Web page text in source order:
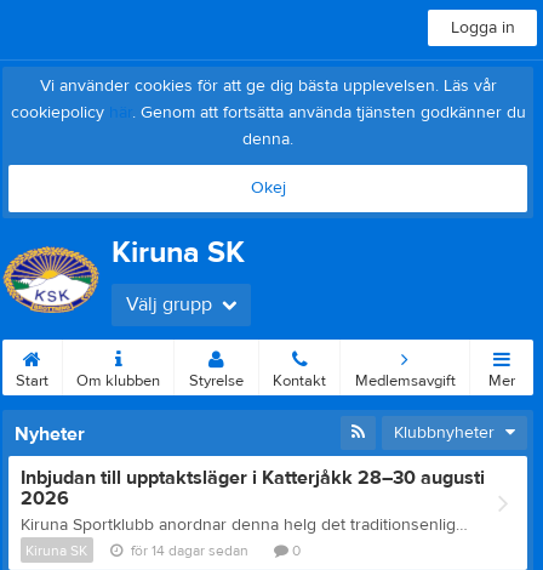
Logga in
Vi använder cookies för att ge dig bästa upplevelsen. Läs vår
cookiepolicy här. Genom att fortsätta använda tjänsten godkänner du
denna.
Okej
Kiruna SK
Välj grupp
Start Om klubben Styrelse Kontakt Medlemsavgift Mer
Nyheter Klubbnyheter
Inbjudan till upptaktsläger i Katterjåkk 28–30 augusti
2026
Kiruna Sportklubb anordnar denna helg det traditionsenliga och efterlängtade uppsamlingslägret i Katterjåkk för samtliga brottare! Från fredag eftermiddag till söndag eftermiddag. Vi kommer under helgen bo på Friluftsfrämjandets anläggning i Katterjåkk med möjlighet för föräldrar att följa med. Föreningen står för husrum och mat till brottare och ledare. Föräldrar eller annan medföljande betalar 150 kr/person och dygn, i priset ingår logi och mat. Transporten upp till Katterjåkk ordnar föreningen, men vi ser gärna att några föräldrar kan ställa upp som chaufförer om det skulle behövas. Är det någon som ej tål vissa maträtter eller annat livsmedel, så säg till när ni anmäler er. Preliminärt program. Fredag 28 augusti 17.00 Avresa Kiruna Sporthall 18.30 Ankomst Katterjåkk Inkvartering ca 20.00 Grillkväll Lördag 29 augusti 09.00 Frukost Aktiviteter 13.00 Lunch Aktiviteter 18.00 Bastu Middag Söndag 30 augusti 09.00 Frukost Aktiviteter 13.00 Lunch Städning/Packning ca 15.00 Hemresa Välkommen till en trevlig helg önskar Kiruna Sportklubb! Anmäl er så fort som möjligt, dock senast 24 augusti. Upplysningar/Anmälan: Lina Seppälä e-mail: linaseppala86@gmail.com tfn: 070-272 00 95
Kiruna SK för 14 dagar sedan 0